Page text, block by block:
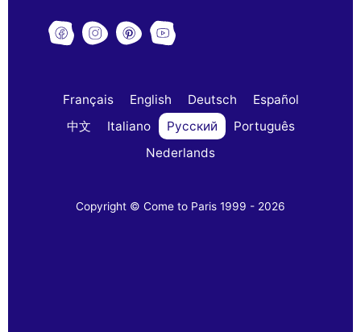
Français English Deutsch
Español
中文
Italiano Русский
Português
Nederlands
Copyright © Come to Paris 1999 - 2026